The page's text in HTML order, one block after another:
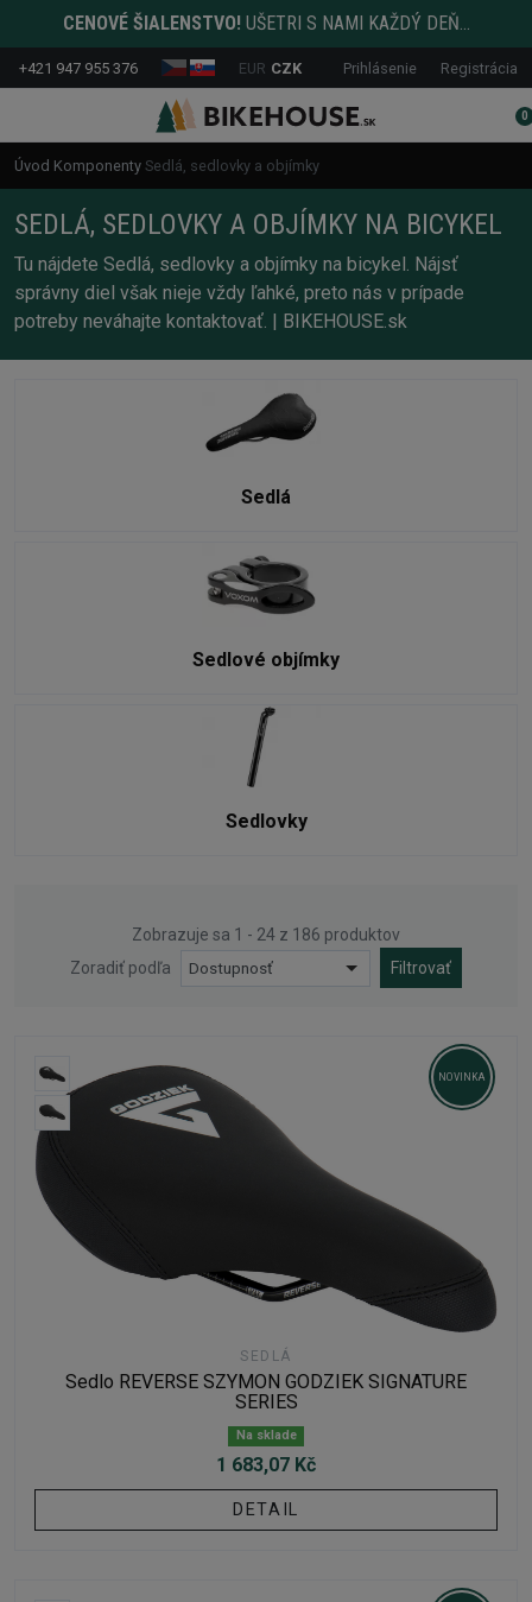
CENOVÉ ŠIALENSTVO! UŠETRI S NAMI KAŽDÝ DEŇ...
+421 947 955 376 EUR CZK Prihlásenie Registrácia
0
Úvod Komponenty Sedlá, sedlovky a objímky
SEDLÁ, SEDLOVKY A OBJÍMKY NA BICYKEL
Tu nájdete Sedlá, sedlovky a objímky na bicykel. Nájsť
správny diel však nieje vždy ľahké, preto nás v prípade
potreby neváhajte kontaktovať. | BIKEHOUSE.sk
Sedlá
Sedlové objímky
Sedlovky
Zobrazuje sa 1 - 24 z 186 produktov
Zoradiť podľa
Dostupnosť Filtrovať
NOVINKA
SEDLÁ
Sedlo REVERSE SZYMON GODZIEK SIGNATURE
SERIES
Na sklade
1 683,07 Kč
DETAIL